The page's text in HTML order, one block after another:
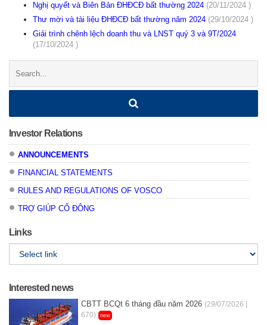
Nghị quyết và Biên Bản ĐHĐCĐ bất thường 2024 (20/11/2024 )
Thư mời và tài liệu ĐHĐCĐ bất thường năm 2024 (29/10/2024 )
Giải trình chênh lệch doanh thu và LNST quý 3 và 9T/2024
(17/10/2024 )
Investor Relations
ANNOUNCEMENTS
FINANCIAL STATEMENTS
RULES AND REGULATIONS OF VOSCO
TRỢ GIÚP CỔ ĐÔNG
Links
Interested news
CBTT BCQt 6 tháng đầu năm 2026 (29/07/2026 |
670)
new